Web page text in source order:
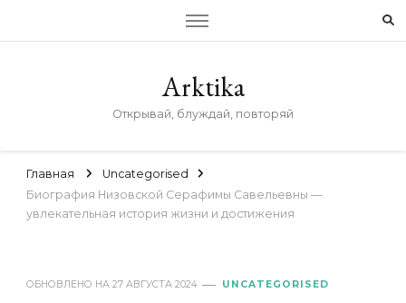
Arktika
Открывай, блуждай, повторяй
Главная
Uncategorised
Биография Низовской Серафимы Савельевны —
увлекательная история жизни и достижения
ОБНОВЛЕНО НА 27 АВГУСТА 2024 UNCATEGORISED